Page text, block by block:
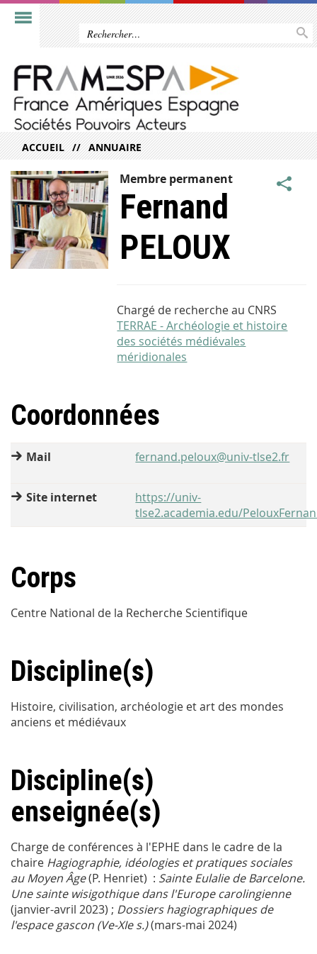
ACCUEIL ANNUAIRE
Membre permanent
Fernand
PELOUX
Chargé de recherche au CNRS
TERRAE - Archéologie et histoire
des sociétés médiévales
méridionales
Coordonnées
Mail fernand.peloux@univ-tlse2.fr
Site internet
https://univ-
tlse2.academia.edu/
Corps
Centre National de la Recherche Scientifique
Discipline(s)
Histoire, civilisation, archéologie et art des mondes
anciens et médiévaux
Discipline(s)
enseignée(s)
Charge de conférences à l'EPHE dans le cadre de la
chaire Hagiographie, idéologies et pratiques sociales
au Moyen Âge(P. Henriet) : Sainte Eulalie de Barcelone.
Une sainte wisigothique dans l'Europe carolingienne
(janvier-avril 2023) ; Dossiers hagiographiques de
l'espace gascon (Ve-XIe s.)(mars-mai 2024)